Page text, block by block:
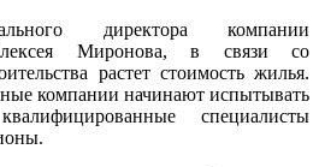
директора компании
Миронова, в связи со
растет стоимость жилья.
компании начинают испытывать
специалисты